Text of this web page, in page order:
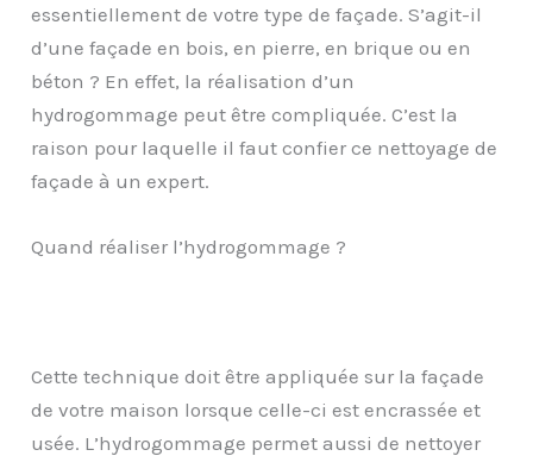
essentiellement de votre type de façade. S’agit-il
d’une façade en bois, en pierre, en brique ou en
béton ? En effet, la réalisation d’un
hydrogommage peut être compliquée. C’est la
raison pour laquelle il faut confier ce nettoyage de
façade à un expert.
Quand réaliser l’hydrogommage ?
Cette technique doit être appliquée sur la façade
de votre maison lorsque celle-ci est encrassée et
usée. L’hydrogommage permet aussi de nettoyer